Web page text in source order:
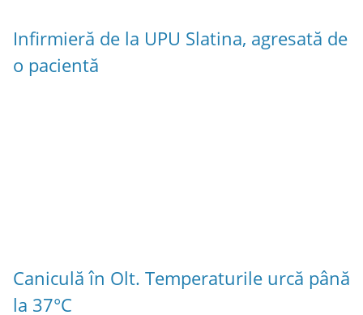
Infirmieră de la UPU Slatina, agresată de
o pacientă
Caniculă în Olt. Temperaturile urcă până
la 37°C